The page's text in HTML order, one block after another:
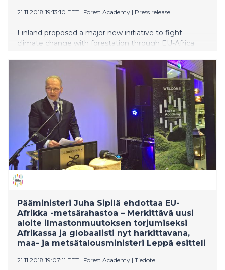
21.11.2018 19:13:10 EET | Forest Academy | Press release
Finland proposed a major new initiative to fight
climate change with forestation through EU-Africa
has already discussed the Finnish initiative with the
President of the European Commission, Mr. Jean-
Claude Juncker. Mr. Jari Leppä, Minister of Agriculture
and Forestry has informed the EU Commissioner for
Agriculture and Rural Development Phil Hogan and
the Member States. The initiative was presented
today by Minister Leppä at the first Forest Academy
for EU Decision Makers, organized by Finland and
Sweden.
Pääministeri Juha Sipilä ehdottaa EU-
Afrikka -metsärahastoa – Merkittävä uusi
aloite ilmastonmuutoksen torjumiseksi
Afrikassa ja globaalisti nyt harkittavana,
maa- ja metsätalousministeri Leppä esitteli
21.11.2018 19:07:11 EET | Forest Academy | Tiedote